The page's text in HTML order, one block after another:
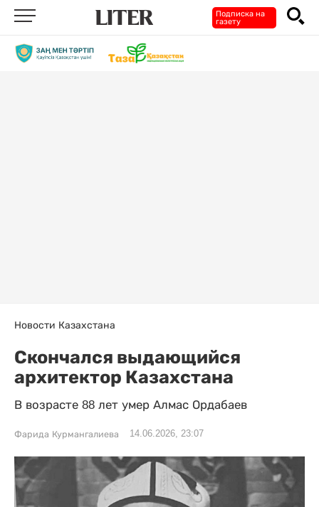
Подписка на
газету
Новости Казахстана
Скончался выдающийся
архитектор Казахстана
В возрасте 88 лет умер Алмас Ордабаев
Фарида Курмангалиева 14.06.2026, 23:07